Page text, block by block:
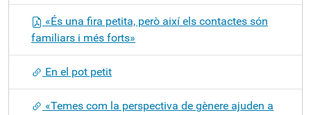
«És una fira petita, però així els contactes són
familiars i més forts»
En el pot petit
«Temes com la perspectiva de gènere ajuden a